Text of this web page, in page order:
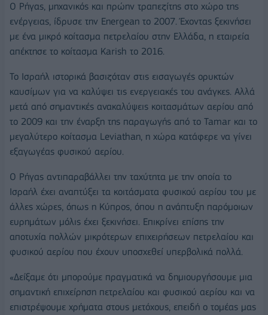
Ο Ρήγας, μηχανικός και πρώην τραπεζίτης στο χώρο της
ενέργειας, ίδρυσε την Energean το 2007. Έχοντας ξεκινήσει
με ένα μικρό κοίτασμα πετρελαίου στην Ελλάδα, η εταιρεία
απέκτησε το κοίτασμα Karish το 2016.
Το Ισραήλ ιστορικά βασιζόταν στις εισαγωγές ορυκτών
καυσίμων για να καλύψει τις ενεργειακές του ανάγκες. Αλλά
μετά από σημαντικές ανακαλύψεις κοιτασμάτων αερίου από
το 2009 και την έναρξη της παραγωγής από το Tamar και το
μεγαλύτερο κοίτασμα Leviathan, η χώρα κατάφερε να γίνει
εξαγωγέας φυσικού αερίου.
Ο Ρήγας αντιπαραβάλλει την ταχύτητα με την οποία το
Ισραήλ έχει αναπτύξει τα κοιτάσματα φυσικού αερίου του με
άλλες χώρες, όπως η Κύπρος, όπου η ανάπτυξη παρόμοιων
ευρημάτων μόλις έχει ξεκινήσει. Επικρίνει επίσης την
αποτυχία πολλών μικρότερων επιχειρήσεων πετρελαίου και
φυσικού αερίου που έχουν υποσχεθεί υπερβολικά πολλά.
«Δείξαμε ότι μπορούμε πραγματικά να δημιουργήσουμε μια
σημαντική επιχείρηση πετρελαίου και φυσικού αερίου και να
επιστρέψουμε χρήματα στους μετόχους, επειδή ο τομέας μας